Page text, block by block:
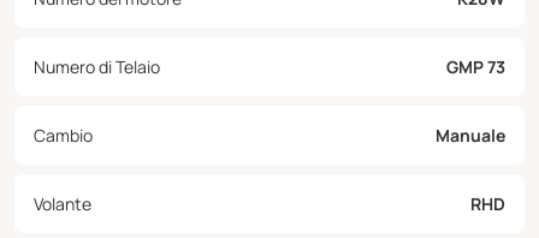
Numero di Telaio GMP 73
Cambio Manuale
Volante RHD